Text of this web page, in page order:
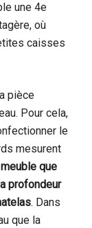
une 4e
où
caisses
pièce
Pour cela,
le
mesurent
que
profondeur
. Dans
que la